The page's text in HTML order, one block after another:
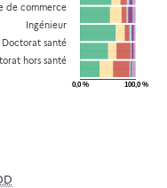
0,0 % 100,0 %
de commerce
Ingénieur
Doctorat santé
hors santé